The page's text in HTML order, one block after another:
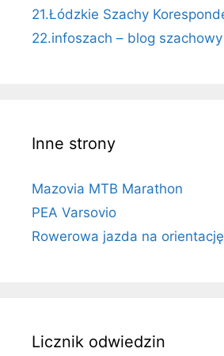
21.Łódzkie Szachy
22.infoszach – blog
Inne strony
Mazovia MTB Marathon
PEA Varsovio
Rowerowa jazda na orientację
Licznik odwiedzin